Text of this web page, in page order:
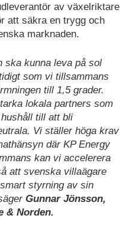
av växelriktare
att säkra en trygg och
marknaden.
ska kunna leva på sol
som vi tillsammans
till 1,5 grader.
lokala partners som
till att bli
Vi ställer höga krav
där KP Energy
kan vi accelerera
att svenska villaägare
styrning av sin
Gunnar Jönsson,
& Norden.